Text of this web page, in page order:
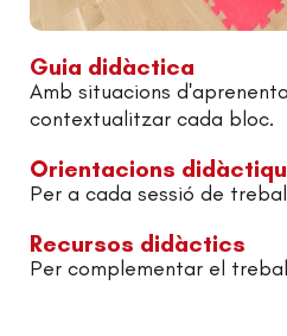
Guia didàctica
Amb situacions
contextualitzar cada bloc.
Orientacions
Per a cada sessió de
Recursos didàctics
Per complementar el